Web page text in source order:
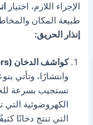
الإجراء اللازم، اختيار
طبيعة المكان
إنذار الحريق:
كواشف الدخان (Smoke Detectors):
وانتشارًا، وتأتي
تستجيب بسرعة
الكهروضوئية
التي تنتج دخانًا